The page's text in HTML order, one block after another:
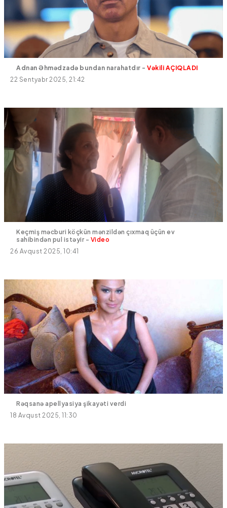
Adnan Əhmədzadə bundan narahatdır - Vəkili AÇIQLADI
22 Sentyabr 2025, 21:42
Keçmiş məcburi köçkün mənzildən çıxmaq üçün ev
sahibindən pul istəyir - Video
26 Avqust 2025, 10:41
Rəqsanə apellyasiya şikayəti verdi
18 Avqust 2025, 11:30